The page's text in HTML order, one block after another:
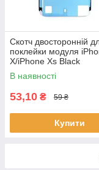
Скотч двосторонній
поклейки модуля
X/iPhone Xs Black
В наявності
53,10 ₴ 59 ₴
Купити